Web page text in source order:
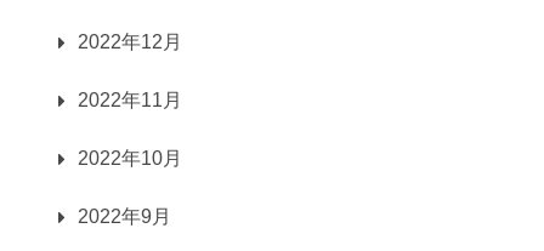
2022年12月
2022年11月
2022年10月
2022年9月